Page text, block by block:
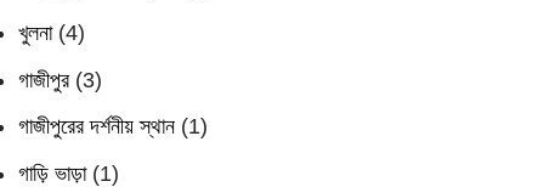
খুলনা(4)
গাজীপুর(3)
গাজীপুরের দর্শনীয় স্থান (1)
গাড়ি ভাড়া(1)